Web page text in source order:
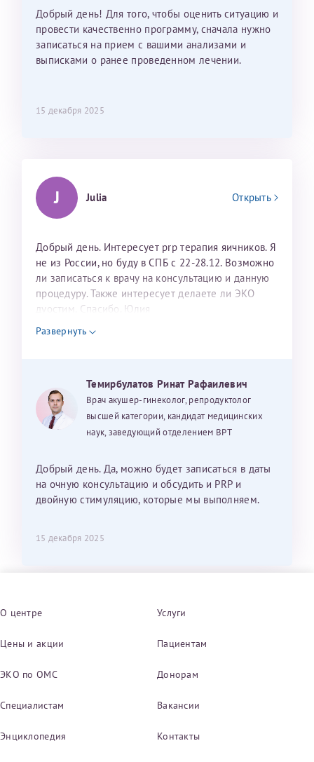
Добрый день! Для того, чтобы оценить ситуацию и
провести качественно программу, сначала нужно
записаться на прием с вашими анализами и
выписками о ранее проведенном лечении.
15 декабря 2025
J Julia Открыть
Добрый день. Интересует prp терапия яичников. Я
не из России, но буду в СПБ с 22-28.12. Возможно
ли записаться к врачу на консультацию и данную
процедуру. Также интересует делаете ли ЭКО
дуостим. Спасибо. Юлия
Развернуть
Темирбулатов Ринат Рафаилевич
Врач акушер-гинеколог, репродуктолог
высшей категории, кандидат медицинских
наук, заведующий отделением ВРТ
Добрый день. Да, можно будет записаться в даты
на очную консультацию и обсудить и PRP и
двойную стимуляцию, которые мы выполняем.
15 декабря 2025
О центре Услуги
Цены и акции Пациентам
ЭКО по ОМС Донорам
Специалистам Вакансии
Энциклопедия Контакты